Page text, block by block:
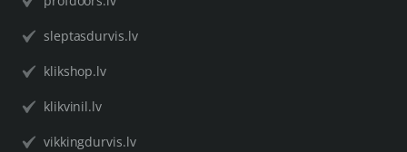
sleptasdurvis.lv
klikshop.lv
klikvinil.lv
vikkingdurvis.lv